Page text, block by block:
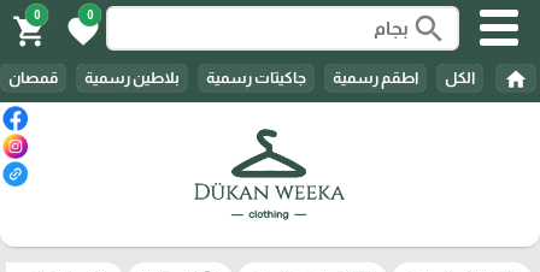
search
0
favorite
0
shopping_cart
home الكل اطقم رسمية جاكيتات رسمية بلاطين رسمية قمصان